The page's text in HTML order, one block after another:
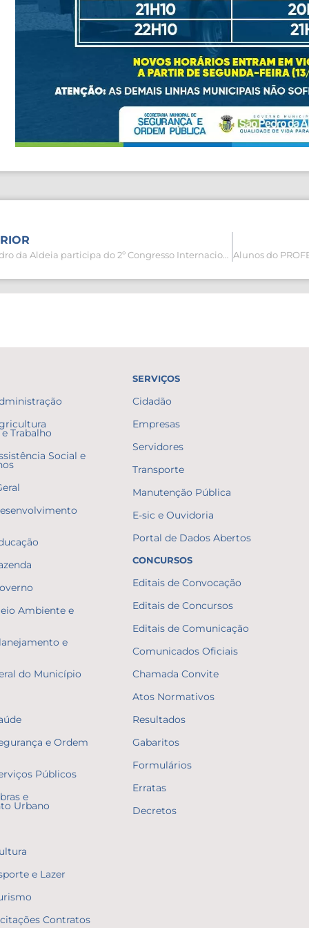
Trabalho
Social e
Ambiente e
e
do Município
e Ordem
Públicos
e
Urbano
e Lazer
Contratos
SERVIÇOS
Cidadão
Empresas
Servidores
Transporte
Manutenção Pública
E-sic e Ouvidoria
Portal de Dados Abertos
CONCURSOS
Editais de Convocação
Editais de Concursos
Editais de Comunicação
Comunicados Oficiais
Chamada Convite
Atos Normativos
Resultados
Gabaritos
Formulários
Erratas
Decretos